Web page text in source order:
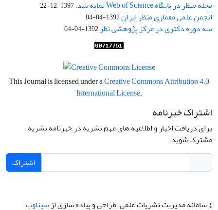
مجله منظر در پایگاه Web of Science نمایه شد. 1397-12-22
انجمن علمی معماری منظر ایران1392-04-04
سه دوره دکتری در مرکز پژوهشی نظر 1392-04-04
This Journal is licensed under aCreative Commons Attribution 4.0
International License.
اشتراک خبرنامه
برای دریافت اخبار و اطلاعیه های مهم نشریه در خبرنامه نشریه
مشترک شوید.
اشتراک
© سامانه مدیریت نشریات علمی.طراحی و پیاده سازی ازسیناوب